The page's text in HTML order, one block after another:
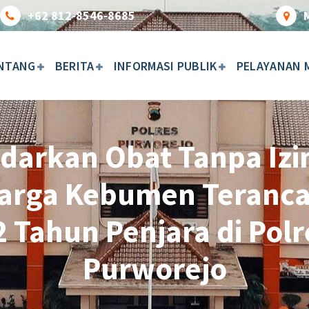
+62 812-8546-8685
BERITA INFORMASI PUBLIK PELAYANAN
Obat Tanpa
Kebumen
Tahun Penjara di
Purworejo